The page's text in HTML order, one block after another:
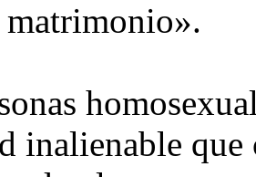
matrimonio».
inalienable que